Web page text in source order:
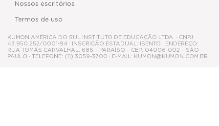
Termos de uso
Nossos escritórios
KUMON AMÉRICA DO SUL INSTITUTO DE EDUCAÇÃO LTDA. · CNPJ:
43.950.252/0001-94 · INSCRIÇÃO ESTADUAL: ISENTO · ENDEREÇO:
RUA TOMÁS CARVALHAL, 686 – PARAÍSO – CEP: 04006-002 – SÃO
PAULO · TELEFONE: (11) 3059-3700 · E-MAIL: KUMON@KUMON.COM.BR